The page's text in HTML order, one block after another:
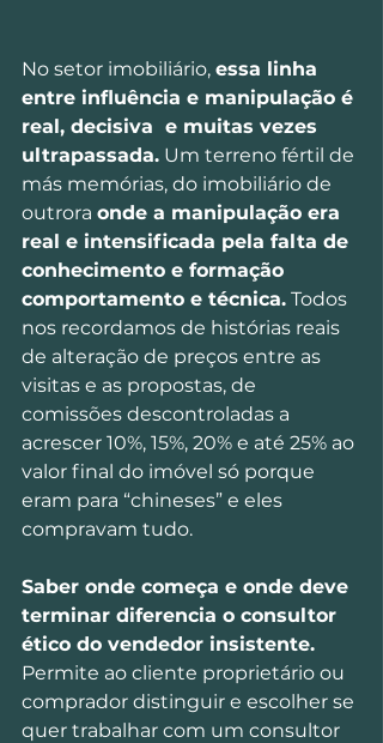
No setor imobiliário, essa linha
entre influência e manipulação é
real, decisiva  e muitas vezes
ultrapassada. Um terreno fértil de
más memórias, do imobiliário de
outrora onde a manipulação era
real e intensificada pela falta de
conhecimento e formação
comportamento e técnica. Todos
nos recordamos de histórias reais
de alteração de preços entre as
visitas e as propostas, de
comissões descontroladas a
acrescer 10%, 15%, 20% e até 25% ao
valor final do imóvel só porque
eram para “chineses” e eles
compravam tudo.
Saber onde começa e onde deve
terminar diferencia o consultor
ético do vendedor insistente.
Permite ao cliente proprietário ou
comprador distinguir e escolher se
quer trabalhar com um consultor